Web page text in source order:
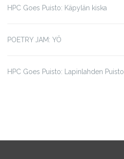
HPC Goes Puisto: Käpylän kiska
POETRY JAM: YÖ
HPC Goes Puisto: Lapinlahden Puisto